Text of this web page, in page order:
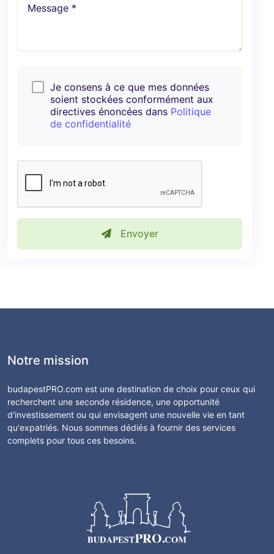
Message *
Je consens à ce que mes données
soient stockées conformément aux
directives énoncées dans Politique
de confidentialité
Envoyer
Notre mission
budapestPRO.com est une destination de choix pour ceux qui
recherchent une seconde résidence, une opportunité
d'investissement ou qui envisagent une nouvelle vie en tant
qu'expatriés. Nous sommes dédiés à fournir des services
complets pour tous ces besoins.